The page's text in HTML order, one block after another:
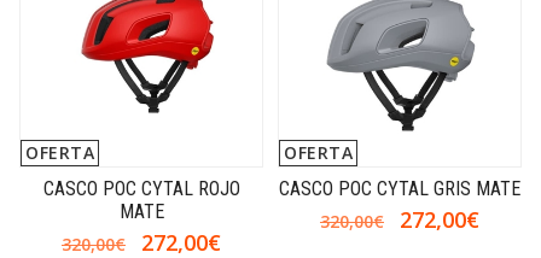
OFERTA
CASCO POC CYTAL ROJO
MATE
320,00€
272,00€
OFERTA
CASCO POC CYTAL GRIS MATE
320,00€
272,00€